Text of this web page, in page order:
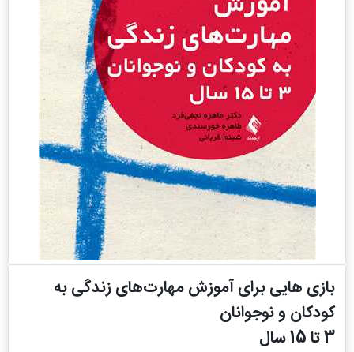
بازی هایی برای آموزش مهارت‌های زندگی به
کودکان و نوجوانان
3 تا 15 سال